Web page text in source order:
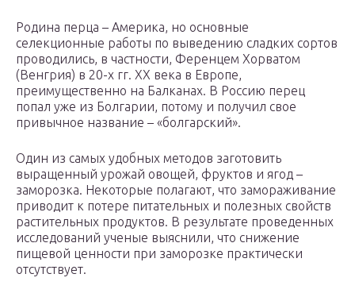
Родина перца – Америка, но основные
селекционные работы по выведению сладких сортов
проводились, в частности, Ференцем Хорватом
(Венгрия) в 20-х гг. XX века в Европе,
преимущественно на Балканах. В Россию перец
попал уже из Болгарии, потому и получил свое
привычное название – «болгарский».
Один из самых удобных методов заготовить
выращенный урожай овощей, фруктов и ягод –
заморозка. Некоторые полагают, что замораживание
приводит к потере питательных и полезных свойств
растительных продуктов. В результате проведенных
исследований ученые выяснили, что снижение
пищевой ценности при заморозке практически
отсутствует.